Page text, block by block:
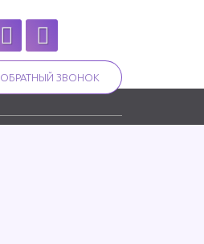
ОБРАТНЫЙ ЗВОНОК